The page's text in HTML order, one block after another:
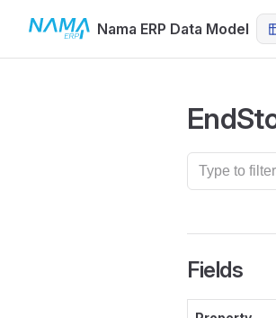
Skip to contentNama ERP Data Model
Fields